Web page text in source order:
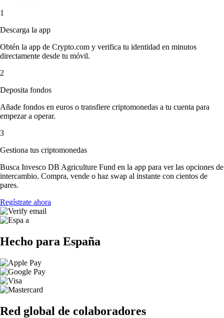
1
Descarga la app
Obtén la app de Crypto.com y verifica tu identidad en minutos
directamente desde tu móvil.
2
Deposita fondos
Añade fondos en euros o transfiere criptomonedas a tu cuenta para
empezar a operar.
3
Gestiona tus criptomonedas
Busca Invesco DB Agriculture Fund en la app para ver las opciones de
intercambio. Compra, vende o haz swap al instante con cientos de
pares.
Regístrate ahora
Hecho para España
Red global de colaboradores